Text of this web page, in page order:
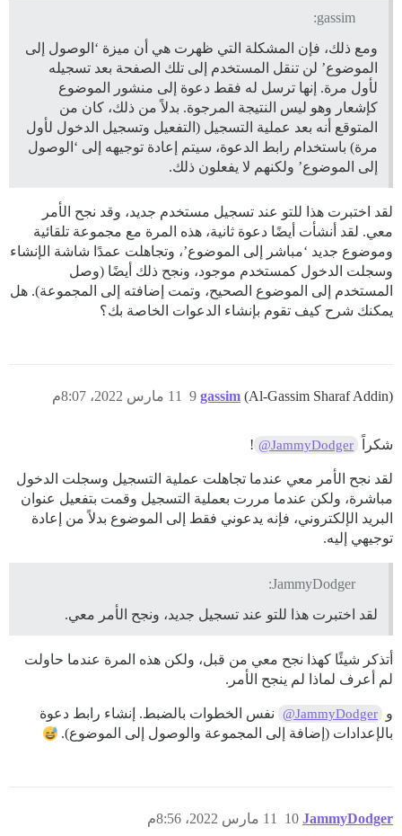
gassim:
ومع ذلك، فإن المشكلة التي ظهرت هي أن ميزة ‘الوصول إلى
الموضوع’ لن تنقل المستخدم إلى تلك الصفحة بعد تسجيله
لأول مرة. إنها ترسل له فقط دعوة إلى منشور الموضوع
كإشعار وهو ليس النتيجة المرجوة. بدلاً من ذلك، كان من
المتوقع أنه بعد عملية التسجيل (التفعيل وتسجيل الدخول لأول
مرة) باستخدام رابط الدعوة، سيتم إعادة توجيهه إلى ‘الوصول
إلى الموضوع’ ولكنهم لا يفعلون ذلك.
لقد اختبرت هذا للتو عند تسجيل مستخدم جديد، وقد نجح الأمر
معي. لقد أنشأت أيضًا دعوة ثانية، هذه المرة مع مجموعة تلقائية
وموضوع جديد ‘مباشر إلى الموضوع’، وتجاهلت عمدًا شاشة الإنشاء
وسجلت الدخول كمستخدم موجود، ونجح ذلك أيضًا (وصل
المستخدم إلى الموضوع الصحيح، وتمت إضافته إلى المجموعة). هل
يمكنك شرح كيف تقوم بإنشاء الدعوات الخاصة بك؟
gassim (Al-Gassim Sharaf Addin) 11 مارس 2022، 8:07م 9
شكراً @JammyDodger
!
لقد نجح الأمر معي عندما تجاهلت عملية التسجيل وسجلت الدخول
مباشرة، ولكن عندما مررت بعملية التسجيل وقمت بتفعيل عنوان
البريد الإلكتروني، فإنه يدعوني فقط إلى الموضوع بدلاً من إعادة
توجيهي إليه.
JammyDodger:
لقد اختبرت هذا للتو عند تسجيل جديد، ونجح الأمر معي.
أتذكر شيئًا كهذا نجح معي من قبل، ولكن هذه المرة عندما حاولت
لم أعرف لماذا لم ينجح الأمر.
و @JammyDodger
نفس الخطوات بالضبط. إنشاء رابط دعوة
بالإعدادات (إضافة إلى المجموعة والوصول إلى الموضوع).
JammyDodger 11 مارس 2022، 8:56م 10